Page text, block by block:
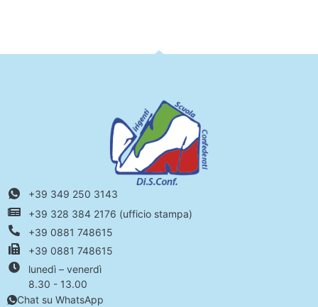
+39 349 250 3143
+39 328 384 2176 (ufficio stampa)
+39 0881 748615
+39 0881 748615
lunedì – venerdì
8.30 - 13.00
Chat su WhatsApp